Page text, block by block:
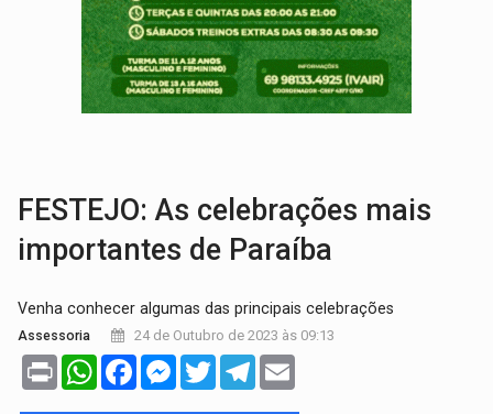
VARIANDO O CARDÁPIO:Veja essa receita de carne assada para o
PREJUÍZO AOS ESTUDANTES:Greve dos professores em PVH é
POSSESSÃO DE DEBORAH LOGAN:Terror mistura mistério e filmagens
FESTEJO: As celebrações mais
importantes de Paraíba
Venha conhecer algumas das principais celebrações
Assessoria 24 de Outubro de 2023 às 09:13
Print WhatsAppFacebookMessenger
TwitterTelegram